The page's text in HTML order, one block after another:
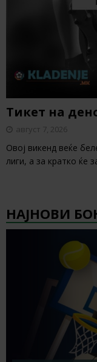
Тикет на
август 7, 2026
Овој викенд веќе
лиги, а за кратко ќе
НАЈНОВИ